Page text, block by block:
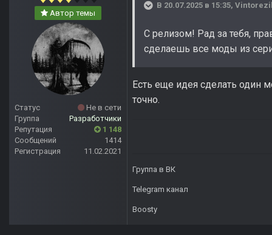
Автор темы
Статус
Не в сети
Группа
Разработчики
Репутация
1 148
Сообщений
1414
Регистрация
11.02.2021
В 20.07.2025 в 15:35,
С релизом! Рад за тебя,
сделаешь все моды из
Есть еще идея сделать один
точно.
Группа в ВК
Telegram канал
Boosty